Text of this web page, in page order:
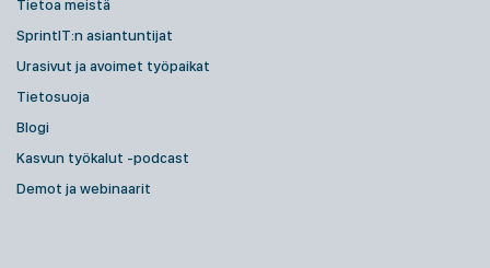
Tietoa meistä
SprintIT:n asiantuntijat
Urasivut ja avoimet työpaikat
Tietosuoja
Blogi
Kasvun työkalut -podcast
Demot ja webinaarit